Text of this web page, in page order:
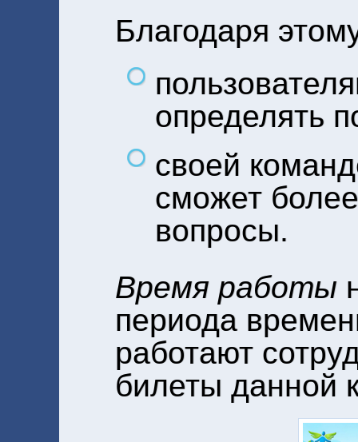
Благодаря
определять
своей
сможет
вопросы.
Время работы
периода
работают
билеты данной